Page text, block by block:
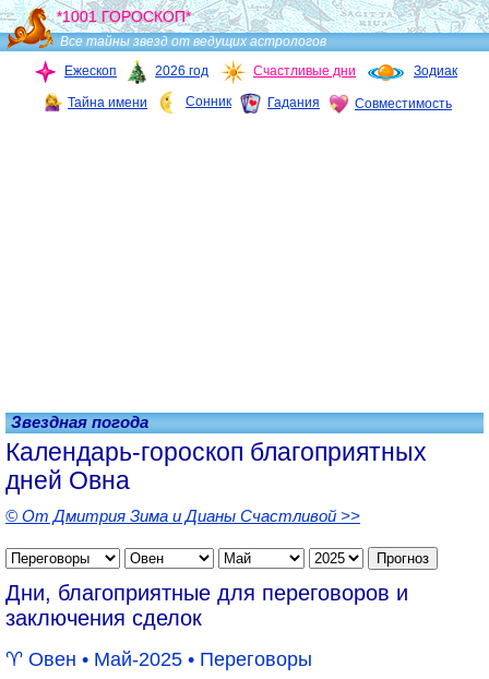
*1001 ГОРОСКОП*
Все тайны звезд от ведущих астрологов
Ежескоп
2026 год Счастливые дни Зодиак
Тайна имени Сонник Гадания Совместимость
Звездная погода
Календарь-гороскоп благоприятных
дней Овна
© От Дмитрия Зима и Дианы Счастливой >>
Дни, благоприятные для переговоров и
заключения сделок
Овен • Май-2025 • Переговоры